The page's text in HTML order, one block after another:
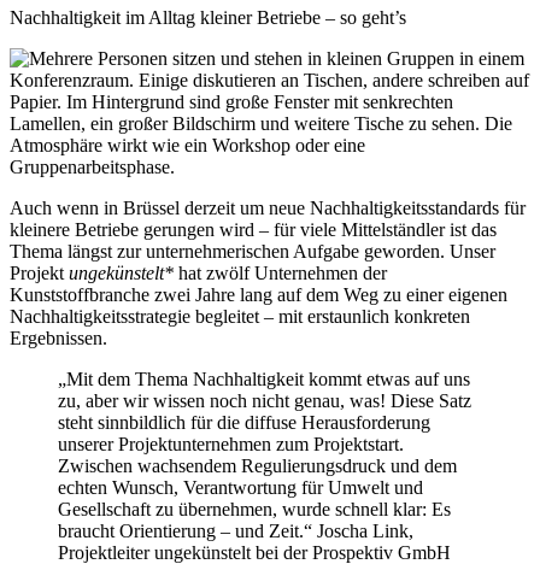
Nachhaltigkeit im Alltag kleiner Betriebe – so geht’s
Auch wenn in Brüssel derzeit um neue Nachhaltigkeitsstandards für
kleinere Betriebe gerungen wird – für viele Mittelständler ist das
Thema längst zur unternehmerischen Aufgabe geworden. Unser
Projekt ungekünstelt* hat zwölf Unternehmen der
Kunststoffbranche zwei Jahre lang auf dem Weg zu einer eigenen
Nachhaltigkeitsstrategie begleitet – mit erstaunlich konkreten
Ergebnissen.
„Mit dem Thema Nachhaltigkeit kommt etwas auf uns
zu, aber wir wissen noch nicht genau, was! Diese Satz
steht sinnbildlich für die diffuse Herausforderung
unserer Projektunternehmen zum Projektstart.
Zwischen wachsendem Regulierungsdruck und dem
echten Wunsch, Verantwortung für Umwelt und
Gesellschaft zu übernehmen, wurde schnell klar: Es
braucht Orientierung – und Zeit.“ Joscha Link,
Projektleiter ungekünstelt bei der Prospektiv GmbH